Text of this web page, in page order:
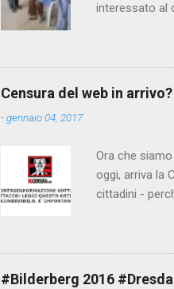
interessato al
state punite
Censura del web in arrivo?
-gennaio 04, 2017
Ora che
oggi, arriva la
cittadini -
AGCM (da
Matteo Renzi
che per l'ex
#Bilderberg 2016